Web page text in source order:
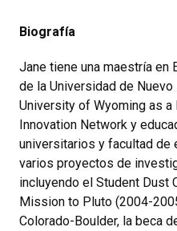
Biografía
Jane tiene una maestría en
de la Universidad de
University of Wyoming as
Innovation Network y
universitarios y facultad de
varios proyectos de
incluyendo el Student Dust
Mission to Pluto (2004-
Colorado-Boulder, la beca